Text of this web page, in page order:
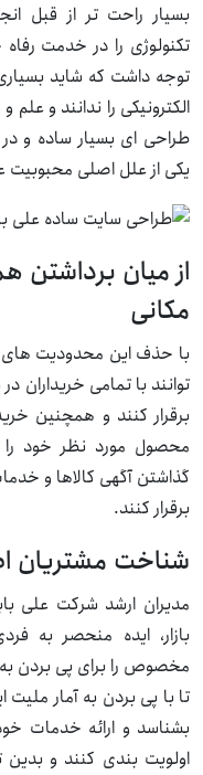
بسیار راحت تر از قبل
تکنولوژی را در خدمت
توجه داشت که شاید
الکترونیکی را ندانند و علم
طراحی ای بسیار ساده و
یکی از علل اصلی
از میان
مکانی
با حذف این محدودیت های
توانند با تمامی خریداران
برقرار کنند و همچنین
محصول مورد نظر خود را
گذاشتن آگهی کالاها و
برقرار کنند.
شناخت مشتریان
مدیران ارشد شرکت علی
بازار، ایده منحصر به
مخصوص را برای پی بردن
تا با پی بردن به آمار
بشناسد و ارائه خدمات
اولویت بندی کنند و